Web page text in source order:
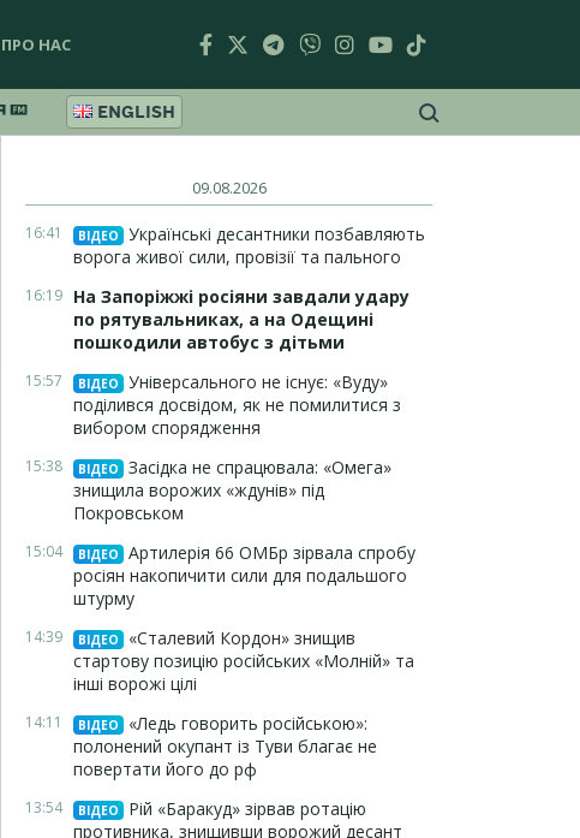
ПРО НАС
ENGLISH
09.08.2026
16:41 ВІДЕО
Українські десантники позбавляють
ворога живої сили, провізії та пального
16:19 На Запоріжжі росіяни завдали удару
по рятувальниках, а на Одещині
пошкодили автобус з дітьми
15:57 ВІДЕО
Універсального не існує: «Вуду»
поділився досвідом, як не помилитися з
вибором спорядження
15:38 ВІДЕО
Засідка не спрацювала: «Омега»
знищила ворожих «ждунів» під
Покровськом
15:04 ВІДЕО
Артилерія 66 ОМБр зірвала спробу
росіян накопичити сили для подальшого
штурму
14:39 ВІДЕО
«Сталевий Кордон» знищив
стартову позицію російських «Молній» та
інші ворожі цілі
14:11 ВІДЕО
«Ледь говорить російською»:
полонений окупант із Туви благає не
повертати його до рф
13:54 ВІДЕО
Рій «Баракуд» зірвав ротацію
противника, знищивши ворожий десант